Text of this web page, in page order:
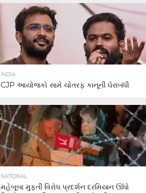
INDIA
CJP આયોજકો સામે ચોતરફ કાનૂની ઘેરાબંધી
NATIONAL
મહેબૂબા મુફ્તી વિરોધ પ્રદર્શન દરમિયાન ઊંધો